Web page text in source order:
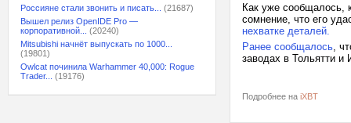
Россияне стали звонить и писать...
(21687)
Вышел релиз OpenIDE Pro —
корпоративной...
(20240)
Mitsubishi начнёт выпускать по 1000...
(19801)
Owlcat починила Warhammer 40,000: Rogue
Trader...
(19176)
Как уже сообщалось,
сомнение, что его
нехватке деталей.
Ранее сообщалось,
заводах в Тольятти и
Подробнее на iXBT